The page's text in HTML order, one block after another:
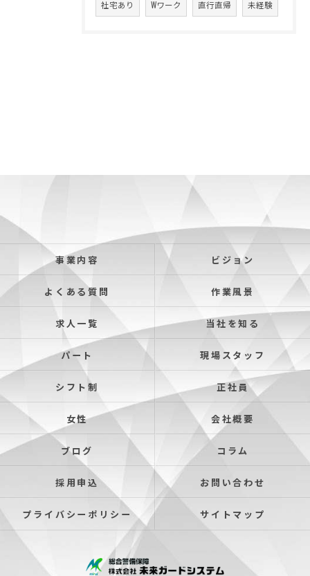
社宅あり Wワーク 直行直帰 未経験
事業内容 ビジョン
よくある質問 作業風景
求人一覧 当社を知る
パート 現場スタッフ
シフト制 正社員
女性 会社概要
ブログ コラム
採用申込 お問い合わせ
プライバシーポリシー サイトマップ